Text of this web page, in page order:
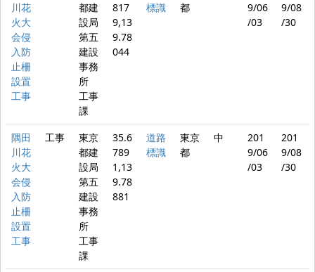
川花
火大
会侵
入防
止柵
設置
工事
都建
設局
第五
建設
事務
所
工事
課
817
9,13
9.78
044
標識
都
9/06
/03
9/08
/30
隅田
川花
火大
会侵
入防
止柵
設置
工事
工事
東京
都建
設局
第五
建設
事務
所
工事
課
35.6
789
1,13
9.78
881
道路
標識
東京
都
中
201
9/06
/03
201
9/08
/30